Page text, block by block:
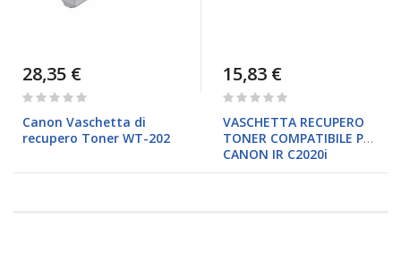
28,35 €
Rating:
Canon Vaschetta di
recupero Toner WT-202
15,83 €
Rating:
VASCHETTA RECUPERO
TONER COMPATIBILE PER
CANON IR C2020i